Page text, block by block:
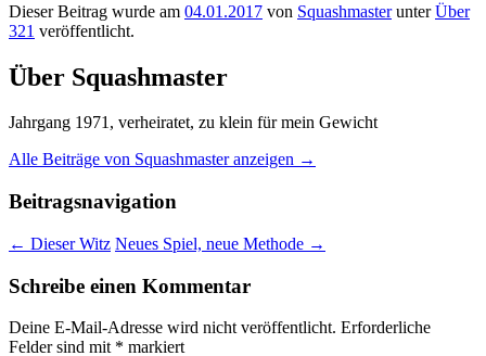
Dieser Beitrag wurde am 04.01.2017 von SquashmasterunterÜber
321 veröffentlicht.
Über Squashmaster
Jahrgang 1971, verheiratet, zu klein für mein Gewicht
Alle Beiträge von Squashmaster anzeigen →
Beitragsnavigation
← Dieser Witz Neues Spiel, neue Methode →
Schreibe einen Kommentar
Deine E-Mail-Adresse wird nicht veröffentlicht. Erforderliche
Felder sind mit * markiert